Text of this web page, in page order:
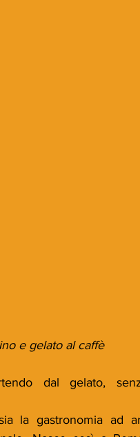
e gelato al caffè
dal gelato,
la gastronomia ad